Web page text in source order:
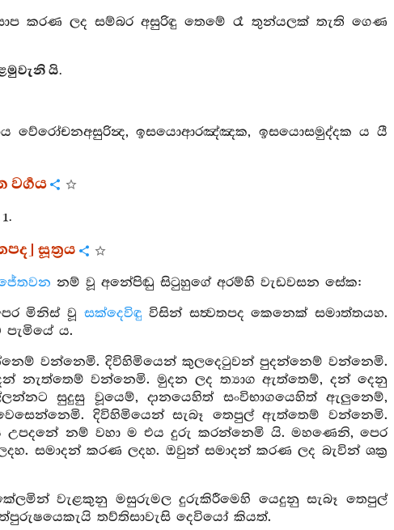
කරණ ලද සම්බර අසුරිඳු තෙමේ රෑ තුන්යලක් තැති ගෙණ
යි.
වේරෝචනඅසුරින්‍ද, ඉසයොආරඤ්ඤක, ඉසයොසමුද්දක ය යී
වර්‍ගය
සූත්‍රය
නම් වූ අනේපිඬු සිටුහුගේ අරම්හි වැඩවසන සේක:
මිනිස් වූ සක්දෙවිඳු විසින් සත්‍වතපද කෙනෙක් සමාත්තයහ.
පැමියේ ය.
වන්නෙමි. දිවිහිමියෙන් කුලදෙටුවන් පුදන්නෙම් වන්නෙමි.
නැත්තෙම් වන්නෙමි. මුදන ලද ත්‍යාග ඇත්තෙම්, දන් දෙනු
සුදුසු වූයෙම්, දානයෙහිත් සංවිභාගයෙහිත් ඇලුනෙම්,
දිවිහිමියෙන් සැබෑ තෙපුල් ඇත්තෙම් වන්නෙමි.
නම් වහා ම එය දුරු කරන්නෙමි යි. මහණෙනි, පෙර
සමාදන් කරණ ලදහ. ඔවුන් සමාදන් කරණ ලද බැවින් ශක්‍ර
වැළකුනු මසුරුමල දුරුකිරීමෙහි යෙදුනු සැබෑ තෙපුල්
තව්තිසාවැසි දෙවියෝ කියත්.